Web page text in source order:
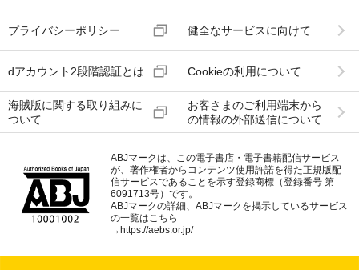
プライバシーポリシー 健全なサービスに向けて
dアカウント2段階認証とは Cookieの利用について
海賊版に関する取り組みに
ついて
お客さまのご利用端末から
の情報の外部送信について
ABJマークは、この電子書店・電子書籍配信サービス
が、著作権者からコンテンツ使用許諾を得た正規版配
信サービスであることを示す登録商標（登録番号 第
6091713号）です。
ABJマークの詳細、ABJマークを掲示しているサービス
の一覧はこちら
→ https://aebs.or.jp/